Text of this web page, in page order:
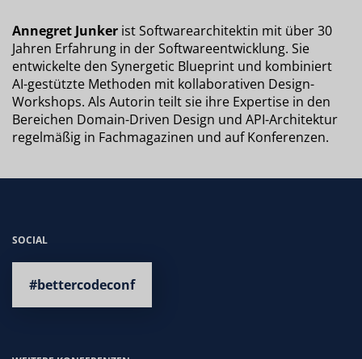
Annegret Junker ist Softwarearchitektin mit über 30
Jahren Erfahrung in der Softwareentwicklung. Sie
entwickelte den Synergetic Blueprint und kombiniert
AI-gestützte Methoden mit kollaborativen Design-
Workshops. Als Autorin teilt sie ihre Expertise in den
Bereichen Domain-Driven Design und API-Architektur
regelmäßig in Fachmagazinen und auf Konferenzen.
SOCIAL
#bettercodeconf